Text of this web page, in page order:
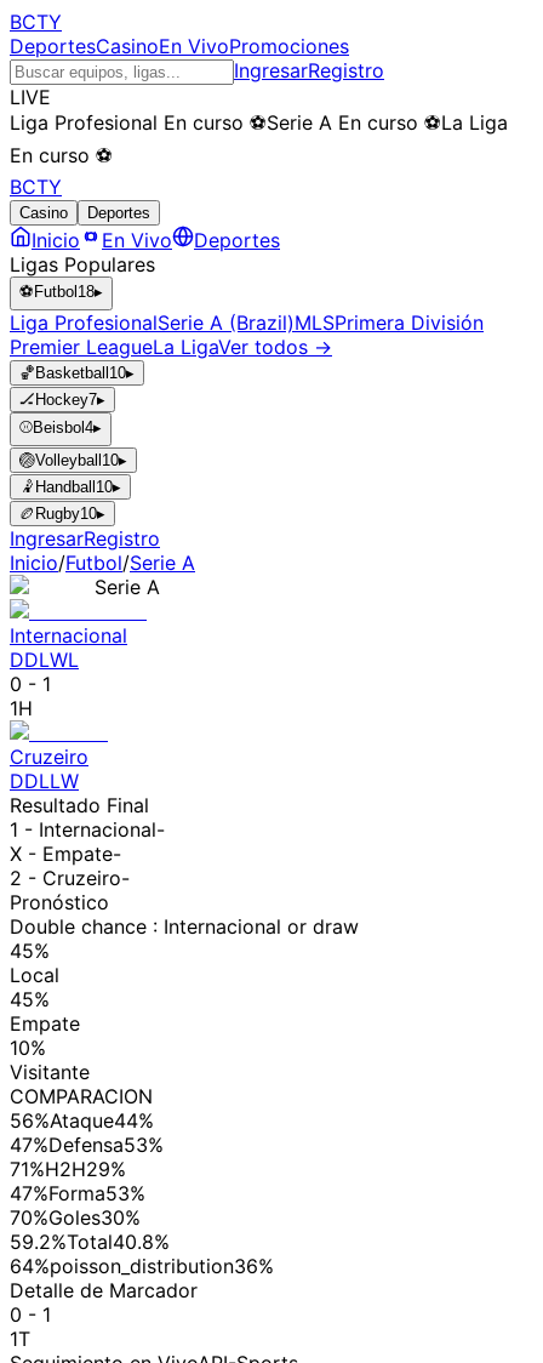
BCTY
DeportesCasinoEn VivoPromociones
IngresarRegistro
LIVE
Liga Profesional En curso ⚽Serie A En curso ⚽La Liga
En curso ⚽
BCTY
Casino Deportes
Inicio En Vivo
Deportes
Ligas Populares
⚽ Futbol 18▸
Liga ProfesionalSerie A (Brazil)MLSPrimera División
Premier LeagueLa LigaVer todos →
🏀 Basketball 10▸
🏒 Hockey7▸
⚾Beisbol 4▸
🏐Volleyball 10▸
🤾 Handball 10▸
🏉 Rugby10▸
IngresarRegistro
Inicio/Futbol/Serie A
Serie A
Internacional
DDLWL
0 - 1
1H
Cruzeiro
DDLLW
Resultado Final
1 - Internacional-
X - Empate-
2 - Cruzeiro-
Pronóstico
Double chance : Internacional or draw
45%
Local
45%
Empate
10%
Visitante
COMPARACION
56%Ataque44%
47%Defensa53%
71%H2H29%
47%Forma53%
70%Goles30%
59.2%Total40.8%
64%poisson_distribution36%
Detalle de Marcador
0 - 1
1T